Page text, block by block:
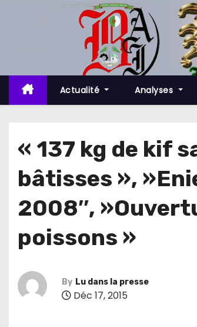
t
c
Actualité Analyses
« 137 kg de kif
bâtisses »,
2008″,
poissons »
By Lu dans la presse
Déc 17, 2015